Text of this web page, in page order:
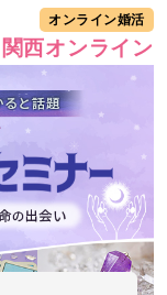
オンライン婚活
関西オンライン